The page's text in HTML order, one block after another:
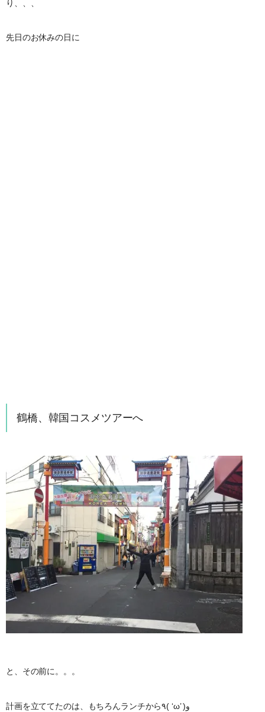
り、、、
先日のお休みの日に
鶴橋、韓国コスメツアーへ
と、その前に。。。
計画を立ててたのは、もちろんランチから٩( ‘ω’ )و